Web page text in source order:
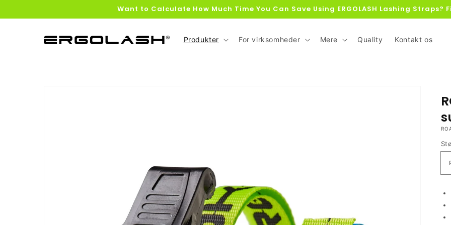
Want to Calculate How Much Time You Can Save Using ERGOLASH Lashing Straps?
Produkter For virksomheder Mere Quality Kontakt os